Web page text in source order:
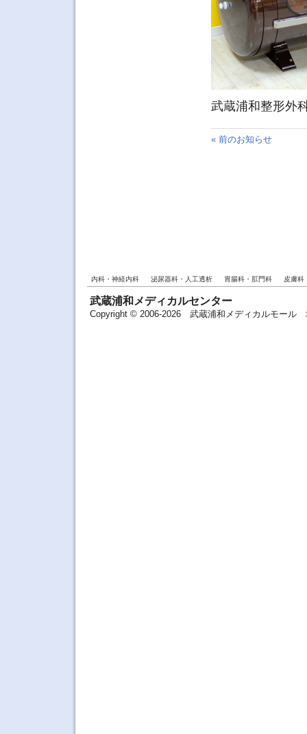
武蔵浦和整形外
« 前のお知らせ
内科・神経内科 泌尿器科・人工透析 胃腸科・肛門科 皮膚科
武蔵浦和メディカルセンター
Copyright © 2006-2026 武蔵浦和メディカルモール